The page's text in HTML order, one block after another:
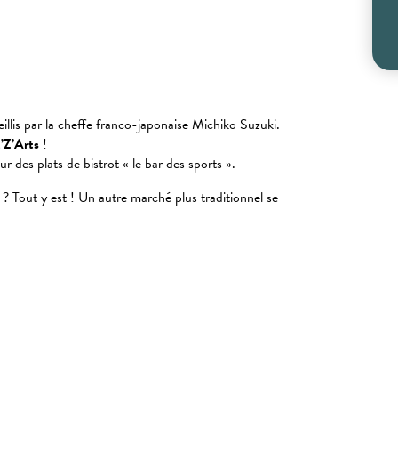
par la cheffe franco-japonaise Michiko Suzuki.
!
des plats de bistrot « le bar des sports ».
? Tout y est ! Un autre marché plus traditionnel se